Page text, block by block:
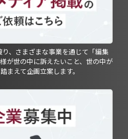
、さまざまな事業を通じて「編集
が世の中に訴えたいこと、世の中が
まえて企画立案します。